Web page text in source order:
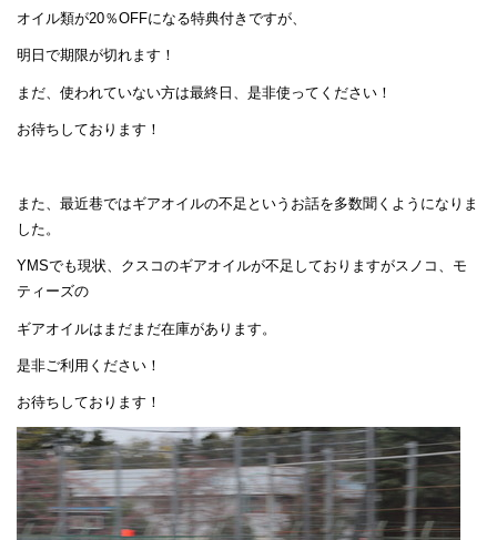
オイル類が20％OFFになる特典付きですが、
明日で期限が切れます！
まだ、使われていない方は最終日、是非使ってください！
お待ちしております！
また、最近巷ではギアオイルの不足というお話を多数聞くようになりま
した。
YMSでも現状、クスコのギアオイルが不足しておりますがスノコ、モ
ティーズの
ギアオイルはまだまだ在庫があります。
是非ご利用ください！
お待ちしております！